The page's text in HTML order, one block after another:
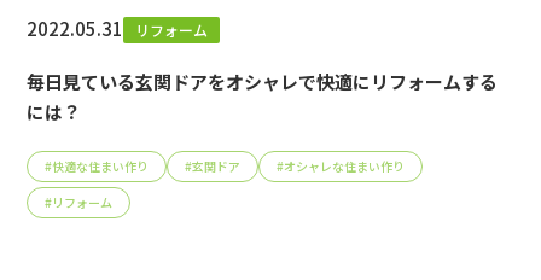
2022.05.31 リフォーム
毎日見ている玄関ドアをオシャレで快適にリフォームする
には？
#快適な住まい作り #玄関ドア #オシャレな住まい作り
#リフォーム